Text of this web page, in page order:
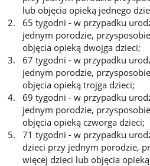
lub objęcia opieką jednego
65 tygodni - w przypadku
jednym porodzie,
objęcia opieką dwojga dzieci;
67 tygodni - w przypadku
jednym porodzie,
objęcia opieką trojga dzieci;
69 tygodni - w przypadku
jednym porodzie,
objęcia opieką czworga dzieci;
71 tygodni - w przypadku
dzieci przy jednym porodzie,
więcej dzieci lub objęcia